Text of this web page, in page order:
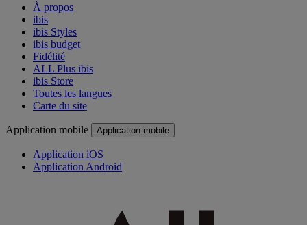
À propos
ibis
ibis Styles
ibis budget
Fidélité
ALL Plus ibis
ibis Store
Toutes les langues
Carte du site
Application mobile Application mobile
Application iOS
Application Android